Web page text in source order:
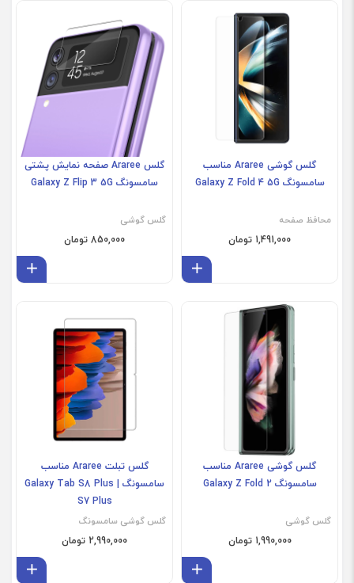
گلس گوشی Araree مناسب
سامسونگ Galaxy Z Fold 4 5G
محافظ صفحه
1,491,000 تومان
گلس Araree صفحه نمایش پشتی
سامسونگ Galaxy Z Flip 3 5G
گلس گوشی
850,000 تومان
گلس گوشی Araree مناسب
سامسونگ Galaxy Z Fold 2
گلس گوشی
1,990,000 تومان
گلس تبلت Araree مناسب
سامسونگ Galaxy Tab S8 Plus |
S7 Plus
گلس گوشی سامسونگ
2,990,000 تومان